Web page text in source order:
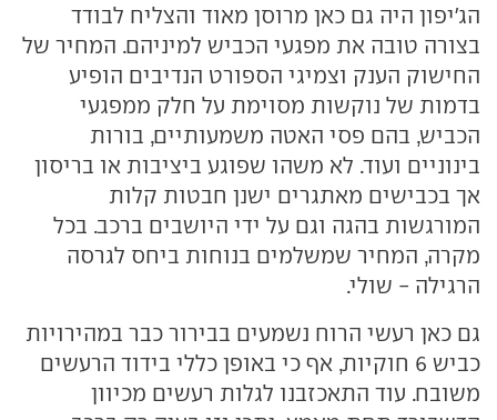
הג'יפון היה גם כאן מרוסן מאוד והצליח לבודד
בצורה טובה את מפגעי הכביש למיניהם. המחיר של
החישוק הענק וצמיגי הספורט הנדיבים הופיע
בדמות של נוקשות מסוימת על חלק ממפגעי
הכביש, בהם פסי האטה משמעותיים, בורות
בינוניים ועוד. לא משהו שפוגע ביציבות או בריסון
אך בכבישים מאתגרים ישנן חבטות קלות
המורגשות בהגה וגם על ידי היושבים ברכב. בכל
מקרה, המחיר שמשלמים בנוחות ביחס לגרסה
הרגילה - שולי.
גם כאן רעשי הרוח נשמעים בבירור כבר במהירויות
כביש 6 חוקיות, אף כי באופן כללי בידוד הרעשים
משובח. עוד התאכזבנו לגלות רעשים מכיוון